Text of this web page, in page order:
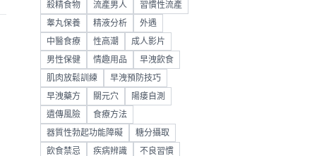
殺精食物 流產男人 習慣性流產
睾丸保養 精液分析 外遇
中醫食療 性高潮 成人影片
男性保健 情趣用品 早洩飲食
肌肉放鬆訓練 早洩預防技巧
早洩藥方 關元穴 陽痿自測
遺傳風險 食療方法
器質性勃起功能障礙 糖分攝取
飲食禁忌 疾病辨識 不良習慣